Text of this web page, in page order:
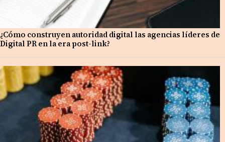
¿Cómo construyen autoridad digital las agencias líderes de
Digital PR en la era post-link?